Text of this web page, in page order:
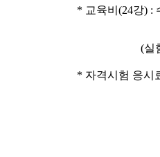
* 교육비(24강) :
(실험도구
* 자격시험 응시